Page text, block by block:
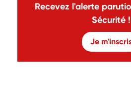
Recevez l'alerte
Sécurité !
Je